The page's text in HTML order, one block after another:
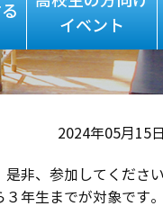
イベント
2024年05月15日
非、参加してくださ
年生までが対象です